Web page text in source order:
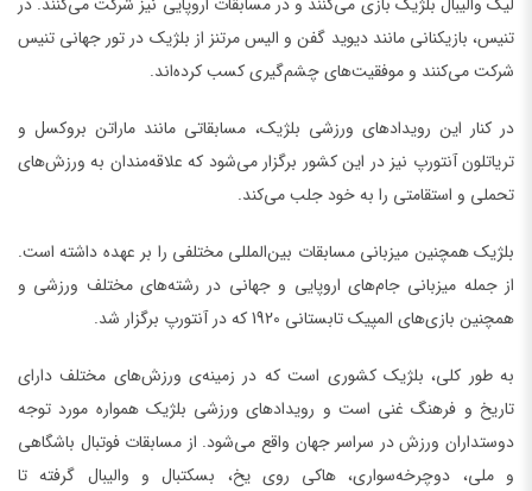
لیگ والیبال بلژیک بازی می‌کنند و در مسابقات اروپایی نیز شرکت می‌کنند. در
تنیس، بازیکنانی مانند دیوید گفن و الیس مرتنز از بلژیک در تور جهانی تنیس
شرکت می‌کنند و موفقیت‌های چشم‌گیری کسب کرده‌اند.
در کنار این رویدادهای ورزشی بلژیک، مسابقاتی مانند ماراتن بروکسل و
تریاتلون آنتورپ نیز در این کشور برگزار می‌شود که علاقه‌مندان به ورزش‌های
تحملی و استقامتی را به خود جلب می‌کند.
بلژیک همچنین میزبانی مسابقات بین‌المللی مختلفی را بر عهده داشته است.
از جمله میزبانی جام‌های اروپایی و جهانی در رشته‌های مختلف ورزشی و
همچنین بازی‌های المپیک تابستانی 1920 که در آنتورپ برگزار شد.
به طور کلی، بلژیک کشوری است که در زمینه‌ی ورزش‌های مختلف دارای
تاریخ و فرهنگ غنی است و رویدادهای ورزشی بلژیک همواره مورد توجه
دوستداران ورزش در سراسر جهان واقع می‌شود. از مسابقات فوتبال باشگاهی
و ملی، دوچرخه‌سواری، هاکی روی یخ، بسکتبال و والیبال گرفته تا